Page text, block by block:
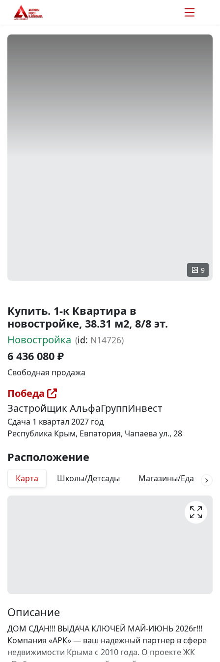
9
Купить. 1-к Квартира в
новостройке, 38.31 м2, 8/8 эт.
Новостройка (id: N14726)
6 436 080 ₽
Свободная продажа
Победа
Застройщик АльфаГруппИнвест
Сдача 1 квартал 2027 год
Республика Крым, Евпатория, Чапаева ул., 28
Расположение
Карта Школы/Детсады Магазины/Еда
Описание
ДОМ СДАН!!! ВЫДАЧА КЛЮЧЕЙ МАЙ-ИЮНЬ 2026г!!!
Компания «АРК» — ваш надежный партнер в сфере
недвижимости Крыма с 2010 года. О проекте ЖК